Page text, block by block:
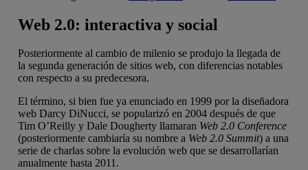
Web 2.0: interactiva y social
Posteriormente al cambio de milenio se produjo la llegada de
la segunda generación de sitios web, con diferencias notables
con respecto a su predecesora.
El término, si bien fue ya enunciado en 1999 por la diseñadora
web Darcy DiNucci, se popularizó en 2004 después de que
Tim O’Reilly y Dale Dougherty llamaran Web 2.0 Conference
(posteriormente cambiaría su nombre a Web 2.0 Summit) a una
serie de charlas sobre la evolución web que se desarrollarían
anualmente hasta 2011.